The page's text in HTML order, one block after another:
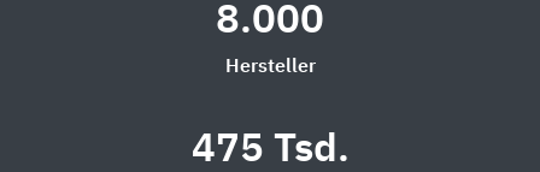
8.000
Hersteller
475 Tsd.